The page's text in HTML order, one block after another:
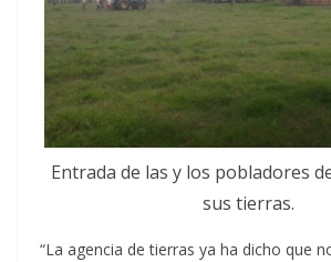
Entrada de las y los pobladores
sus tierras.
“La agencia de tierras ya ha dicho que